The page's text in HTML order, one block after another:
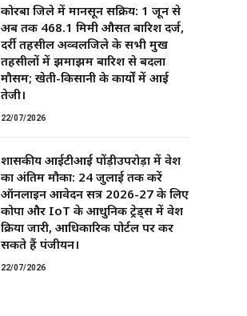
कोरबा जिले में मानसून सक्रिय: 1 जून से
अब तक 468.1 मिमी औसत बारिश दर्ज,
दर्री तहसील अव्वलजिले के सभी प्रमुख
तहसीलों में झमाझम बारिश से बदला
मौसम; खेती-किसानी के कार्यों में आई
तेजी।
22/07/2026
शासकीय आईटीआई पोंड़ीउपरोड़ा में प्रवेश
का अंतिम मौका: 24 जुलाई तक करें
ऑनलाइन आवेदन सत्र 2026-27 के लिए
कोपा और IoT के आधुनिक ट्रेड्स में प्रवेश
प्रक्रिया जारी, आधिकारिक पोर्टल पर कर
सकते हैं पंजीयन।
22/07/2026